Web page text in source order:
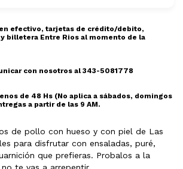
efectivo, tarjetas de crédito/debito,
billetera Entre Rios al momento de la
con nosotros al 343-5081778
de 48 Hs (No aplica a sábados, domingos
a partir de las 9 AM.
de pollo con hueso y con piel de Las
para disfrutar con ensaladas, puré,
que prefieras. Probalos a la
te vas a arrepentir.